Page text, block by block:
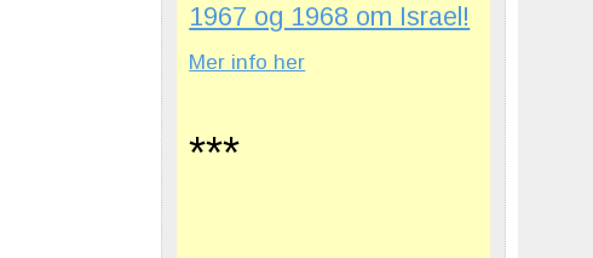
1967 og 1968 om Israel!
Mer info her
***